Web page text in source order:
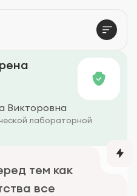
Викторовна
лабораторной
тем как
все